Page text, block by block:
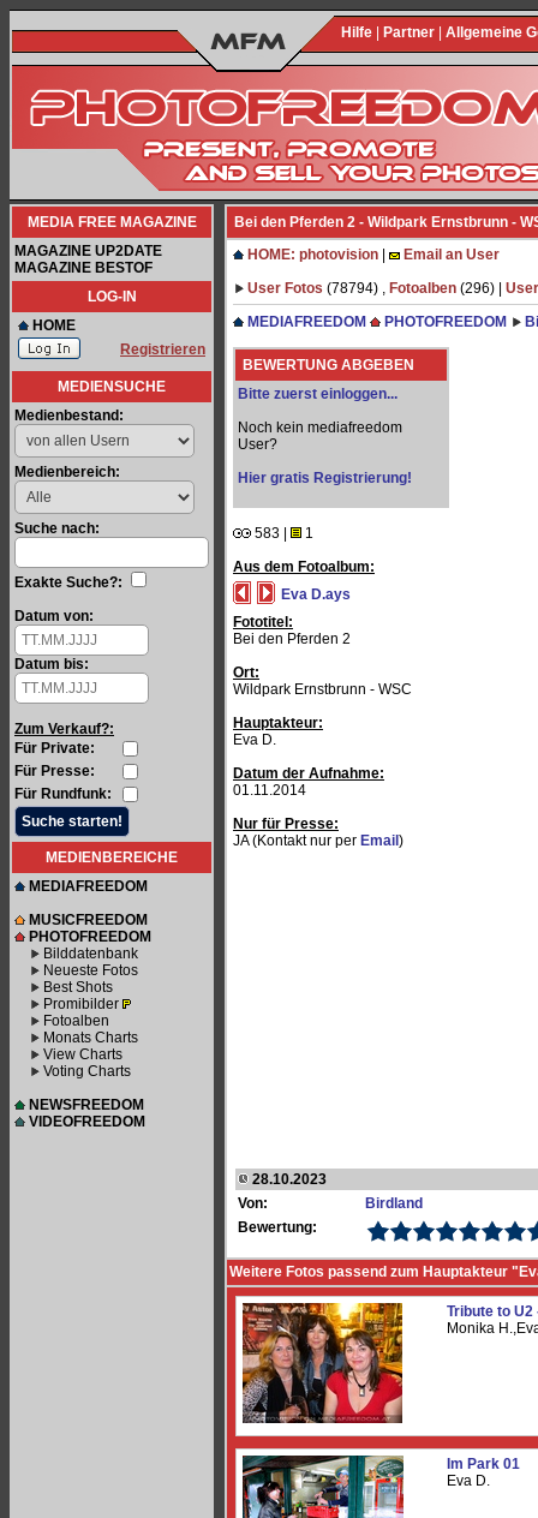
Hilfe Partner Allgemeine
MEDIA FREE MAGAZINE
MAGAZINE UP2DATE
MAGAZINE BESTOF
LOG-IN
HOME
Registrieren
MEDIENSUCHE
Medienbestand:
Medienbereich:
Suche nach:
Exakte Suche?:
Datum von:
Datum bis:
Zum Verkauf?:
Für Private:
Für Presse:
Für Rundfunk:
MEDIENBEREICHE
MEDIAFREEDOM
MUSICFREEDOM
PHOTOFREEDOM
Bilddatenbank
Neueste Fotos
Best Shots
Promibilder
Fotoalben
Monats Charts
View Charts
Voting Charts
NEWSFREEDOM
VIDEOFREEDOM
Bei den Pferden 2 - Wildpark Ernstbrunn -
HOME: photovision
Email an User
User Fotos (78794) , Fotoalben (296) |
MEDIAFREEDOM
PHOTOFREEDOM
BEWERTUNG ABGEBEN
Bitte zuerst einloggen...
Noch kein mediafreedom
User?
Hier gratis Registrierung!
583 |
1
Aus dem Fotoalbum:
Eva D.ays
Fototitel:
Bei den Pferden 2
Ort:
Wildpark Ernstbrunn - WSC
Hauptakteur:
Eva D.
Datum der Aufnahme:
01.11.2014
Nur für Presse:
JA (Kontakt nur per Email )
28.10.2023
Von:
Birdland
Bewertung:
Weitere Fotos passend zum Hauptakteur
Tribute to U2
Monika
Im Park 01
Eva D.